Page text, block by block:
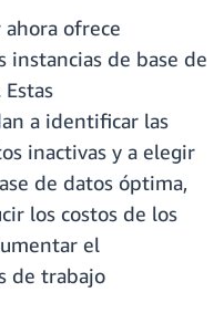
ofrece
instancias de base de
a identificar las
inactivas y a elegir
de datos óptima,
los costos de los
el
de trabajo